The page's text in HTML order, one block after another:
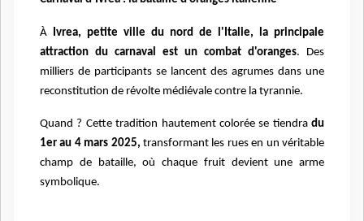
À
Ivrea, petite ville du nord de l'Italie, la principale
attraction du carnaval est un combat d'oranges. Des
milliers de participants se lancent des agrumes dans une
reconstitution de révolte médiévale contre la tyrannie.
Quand ? Cette tradition hautement colorée se tiendra du
1er au 4 mars 2025, transformant les rues en un véritable
champ de bataille, où chaque fruit devient une arme
symbolique.